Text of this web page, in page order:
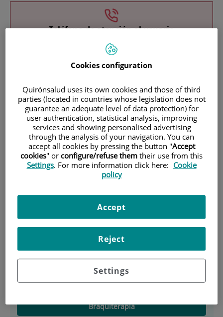
Teléfono de atención al usuario
900 301 013
|ONCOLOGÍA RADIOTERÁPICA
RADIOTERAPIA INTRAOPERATORIA MÓVIL
(MOBETRÓN)
Oncología
Radioterápica
Descripción
Equipo Médico
Nuevo Acelerador Lineal
Radioterapia Intraoperatoria móvil (Mobetrón)
Braquiterapia
Cookies configuration
Quirónsalud uses its own cookies and those of third
parties (located in countries whose legislation does not
guarantee an adequate level of data protection) for
user authentication, statistical analysis, improving
services and showing personalised advertising
through the analysis of your navigation. You can
accept all cookies by pressing the button "Accept
cookies" or configure/refuse them their use from this
Settings. For more information click here: Cookie
policy
Settings
Reject
Accept